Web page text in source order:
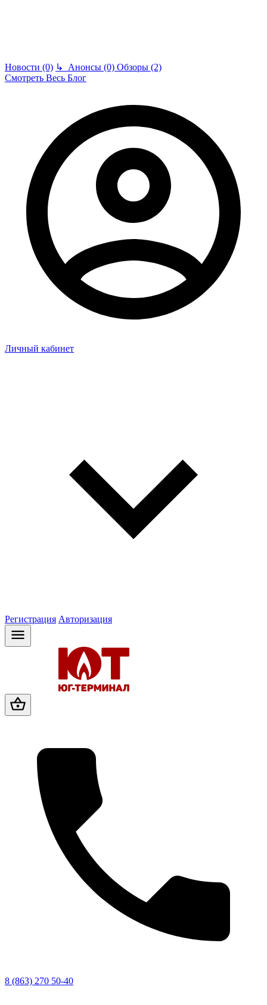
Новости (0) ↳ Анонсы (0) Обзоры (2)
Смотреть Весь Блог
Личный кабинет
Регистрация Авторизация
8 (863) 270 50-40